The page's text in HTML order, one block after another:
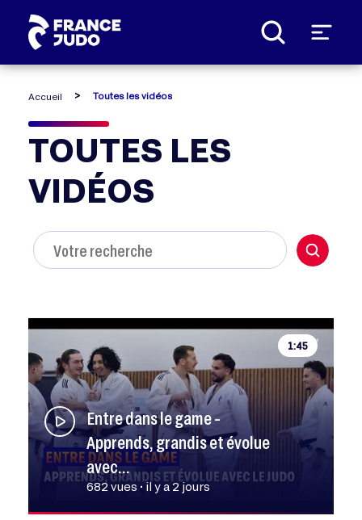
Accueil Toutes les vidéos
TOUTES LES
VIDÉOS
Entre dans le game -
Apprends, grandis et évolue
avec…
682 vues • il y a 2 jours
1:45